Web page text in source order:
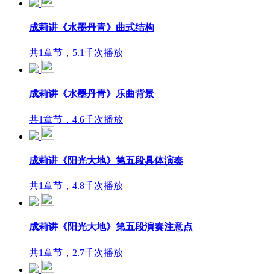
成莉讲《水墨丹青》曲式结构
共1章节，5.1千次播放
成莉讲《水墨丹青》乐曲背景
共1章节，4.6千次播放
成莉讲《阳光大地》第五段具体演奏
共1章节，4.8千次播放
成莉讲《阳光大地》第五段演奏注意点
共1章节，2.7千次播放